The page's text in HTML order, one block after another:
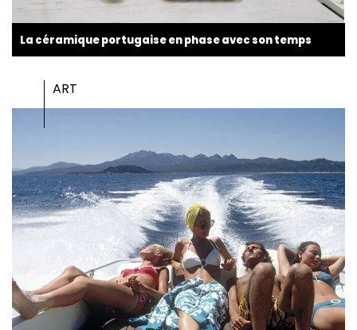
La céramique portugaise en phase avec son temps
ART